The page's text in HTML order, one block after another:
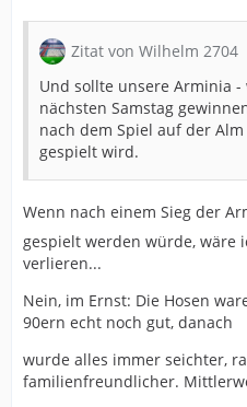
Zitat von Wilhelm 2704
Und sollte unsere Arminia -
nächsten Samstag
nach dem Spiel auf der
gespielt wird.
Wenn nach einem Sieg der
gespielt werden würde, wäre
verlieren...
Nein, im Ernst: Die Hosen
90ern echt noch gut, danach
wurde alles immer seichter,
familienfreundlicher.